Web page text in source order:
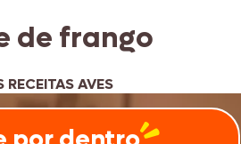
de frango
RECEITAS AVES